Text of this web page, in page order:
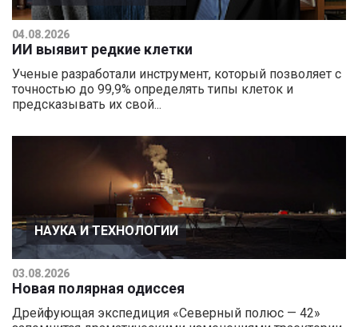
04.08.2026
ИИ выявит редкие клетки
Ученые разработали инструмент, который позволяет с
точностью до 99,9% определять типы клеток и
предсказывать их свой...
НАУКА И ТЕХНОЛОГИИ
03.08.2026
Новая полярная одиссея
Дрейфующая экспедиция «Северный полюс — 42»